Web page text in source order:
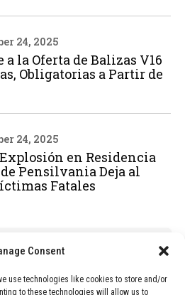
Consent
use technologies like cookies to store and/or
to these technologies will allow us to
24, 2025
a la Oferta de Balizas V16
Obligatorias a Partir de
24, 2025
en Residencia
Pensilvania Deja al
Fatales